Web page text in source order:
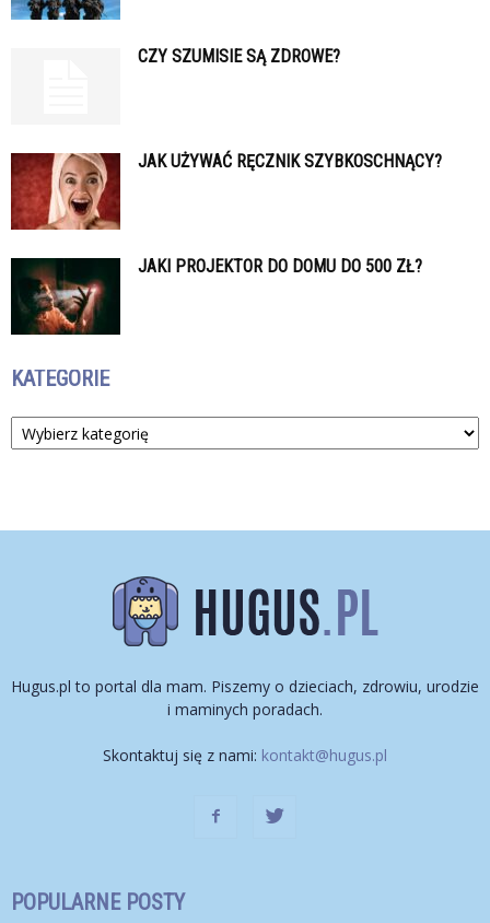
CZY SZUMISIE SĄ ZDROWE?
JAK UŻYWAĆ RĘCZNIK SZYBKOSCHNĄCY?
JAKI PROJEKTOR DO DOMU DO 500 ZŁ?
KATEGORIE
Kategorie
Hugus.pl to portal dla mam. Piszemy o dzieciach, zdrowiu, urodzie
i maminych poradach.
Skontaktuj się z nami: kontakt@hugus.pl
POPULARNE POSTY